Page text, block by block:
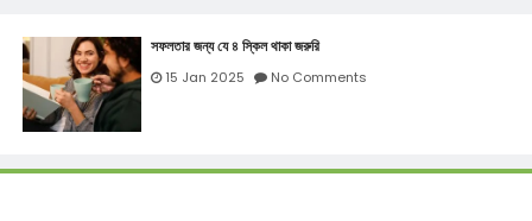
সফলতার জন্য যে ৪ স্কিল থাকা জরুরি
15 Jan 2025 No Comments